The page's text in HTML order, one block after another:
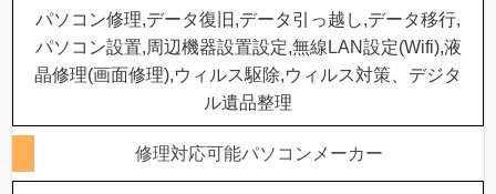
パソコン修理,データ復旧,データ引っ越し,データ移行,
パソコン設置,周辺機器設置設定,無線LAN設定(Wifi),液
晶修理(画面修理),ウィルス駆除,ウィルス対策、デジタ
ル遺品整理
修理対応可能パソコンメーカー